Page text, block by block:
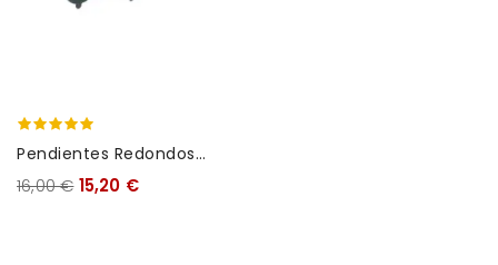
Pendientes Redondos
Jade
16,00 € 15,20 €